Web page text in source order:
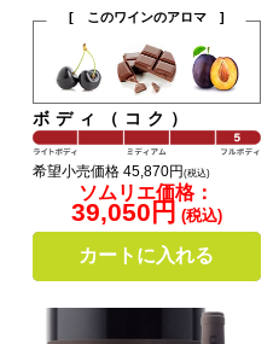
[ このワインのアロマ ]
ボディ（コク）
希望小売価格 45,870円 (税込)
ソムリエ価格：
39,050円 (税込)
カートに入れる